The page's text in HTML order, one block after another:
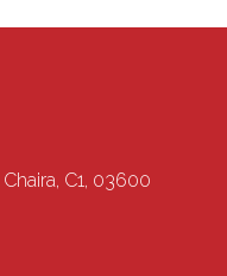
C1, 03600